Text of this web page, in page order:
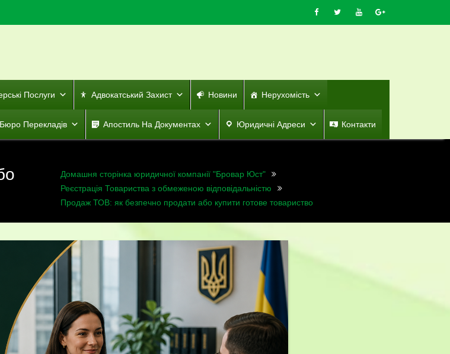
Послуги Адвокатський Захист Новини Нерухомість
Бюро Перекладів Апостиль На Документах Юридичні Адреси Контакти
Домашня сторінка юридичної компанії "Бровар Юст"
Реєстрація Товариства з обмеженою відповідальністю
Продаж ТОВ: як безпечно продати або купити готове товариство